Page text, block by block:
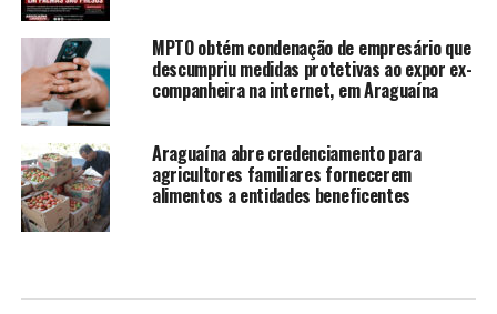
MPTO obtém condenação de empresário que
descumpriu medidas protetivas ao expor ex-
companheira na internet, em Araguaína
Araguaína abre credenciamento para
agricultores familiares fornecerem
alimentos a entidades beneficentes